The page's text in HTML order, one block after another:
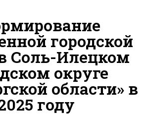
городской
Соль-Илецком
округе
области» в
году